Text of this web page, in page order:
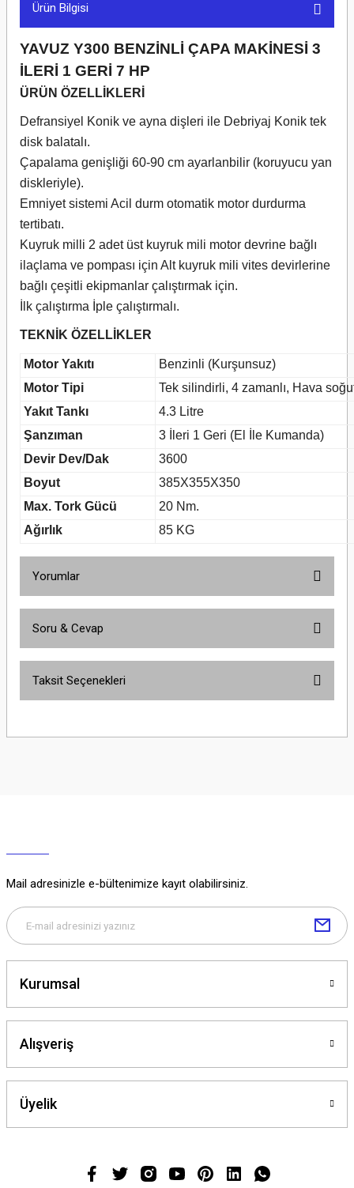
Ürün Bilgisi
YAVUZ Y300 BENZİNLİ ÇAPA MAKİNESİ 3
İLERİ 1 GERİ 7 HP
ÜRÜN ÖZELLİKLERİ
Defransiyel Konik ve ayna dişleri ile Debriyaj Konik tek
disk balatalı.
Çapalama genişliği 60-90 cm ayarlanbilir (koruyucu yan
diskleriyle).
Emniyet sistemi Acil durm otomatik motor durdurma
tertibatı.
Kuyruk milli 2 adet üst kuyruk mili motor devrine bağlı
ilaçlama ve pompası için Alt kuyruk mili vites devirlerine
bağlı çeşitli ekipmanlar çalıştırmak için.
İlk çalıştırma İple çalıştırmalı.
TEKNİK ÖZELLİKLER
Motor Yakıtı
Benzinli (Kurşunsuz)
Motor Tipi
Tek silindirli, 4 zamanlı, Hava
Yakıt Tankı
4.3 Litre
Şanzıman
3 İleri 1 Geri (El İle Kumanda)
Devir Dev/Dak
3600
Boyut
385X355X350
Max. Tork Gücü
20 Nm.
Ağırlık
85 KG
Yorumlar
Soru & Cevap
Soru Sor
Taksit Seçenekleri
Mail adresinizle e-bültenimize kayıt olabilirsiniz.
Kurumsal
Alışveriş
Üyelik